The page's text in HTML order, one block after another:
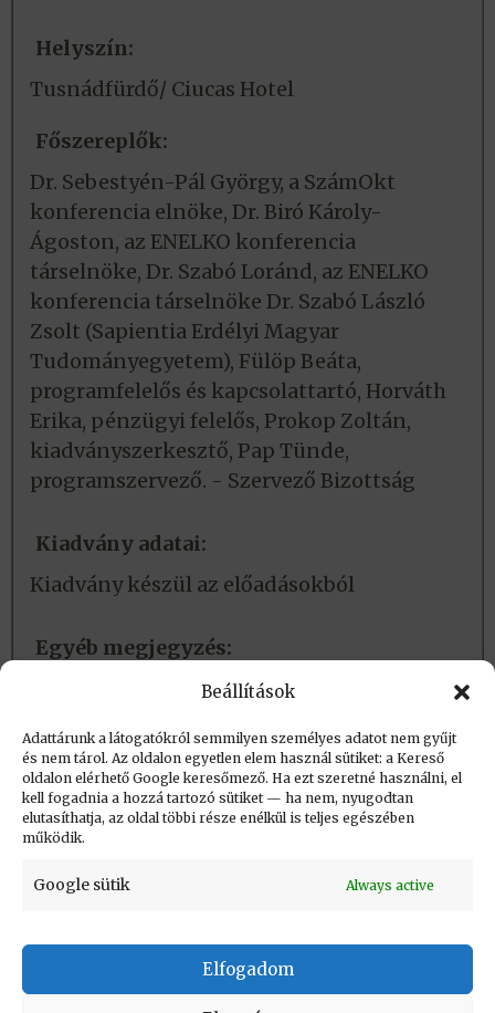
Beállítások
Adattárunk a látogatókról semmilyen személyes adatot nem gyűjt
és nem tárol. Az oldalon egyetlen elem használ sütiket: a Kereső
oldalon elérhető Google keresőmező. Ha ezt szeretné használni, el
kell fogadnia a hozzá tartozó sütiket — ha nem, nyugodtan
elutasíthatja, az oldal többi része enélkül is teljes egészében
működik.
Google sütik Always active
Elfogadom
Helyszín:
Tusnádfürdő/ Ciucas Hotel
Főszereplők:
Dr. Sebestyén-Pál György, a SzámOkt
konferencia elnöke, Dr. Biró Károly-
Ágoston, az ENELKO konferencia
társelnöke, Dr. Szabó Loránd, az ENELKO
konferencia társelnöke Dr. Szabó László
Zsolt (Sapientia Erdélyi Magyar
Tudományegyetem), Fülöp Beáta,
programfelelős és kapcsolattartó, Horváth
Erika, pénzügyi felelős, Prokop Zoltán,
kiadványszerkesztő, Pap Tünde,
programszervező. - Szervező Bizottság
Kiadvány adatai:
Kiadvány készül az előadásokból
Egyéb megjegyzés:
A KONFERENCIA HONLAPJA itt látható.
Létrehozva (post_date): 2018.12.02. 15:59
Utolsó módosítás (post_modified): 2024.03.28.
17:02
Impresszum